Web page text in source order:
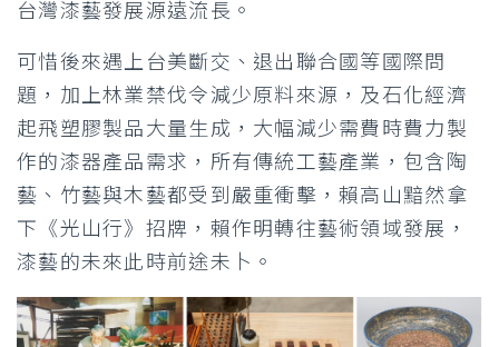
台灣漆藝發展源遠流長。
可惜後來遇上台美斷交、退出聯合國等國際問
題，加上林業禁伐令減少原料來源，及石化經濟
起飛塑膠製品大量生成，大幅減少需費時費力製
作的漆器產品需求，所有傳統工藝產業，包含陶
藝、竹藝與木藝都受到嚴重衝擊，賴高山黯然拿
下《光山行》招牌，賴作明轉往藝術領域發展，
漆藝的未來此時前途未卜。